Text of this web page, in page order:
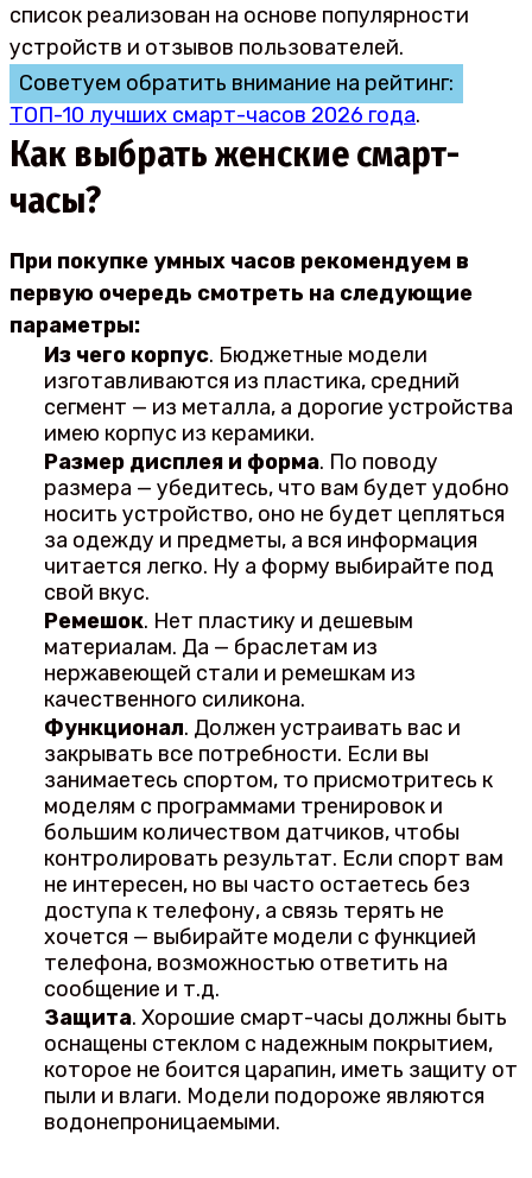
список реализован на основе популярности
устройств и отзывов пользователей.
Советуем обратить внимание на рейтинг:
ТОП-10 лучших смарт-часов 2026 года.
Как выбрать женские смарт-
часы?
При покупке умных часов рекомендуем в
первую очередь смотреть на следующие
параметры:
Из чего корпус. Бюджетные модели
изготавливаются из пластика, средний
сегмент — из металла, а дорогие устройства
имею корпус из керамики.
Размер дисплея и форма. По поводу
размера — убедитесь, что вам будет удобно
носить устройство, оно не будет цепляться
за одежду и предметы, а вся информация
читается легко. Ну а форму выбирайте под
свой вкус.
Ремешок. Нет пластику и дешевым
материалам. Да — браслетам из
нержавеющей стали и ремешкам из
качественного силикона.
Функционал. Должен устраивать вас и
закрывать все потребности. Если вы
занимаетесь спортом, то присмотритесь к
моделям с программами тренировок и
большим количеством датчиков, чтобы
контролировать результат. Если спорт вам
не интересен, но вы часто остаетесь без
доступа к телефону, а связь терять не
хочется — выбирайте модели с функцией
телефона, возможностью ответить на
сообщение и т.д.
Защита. Хорошие смарт-часы должны быть
оснащены стеклом с надежным покрытием,
которое не боится царапин, иметь защиту от
пыли и влаги. Модели подороже являются
водонепроницаемыми.